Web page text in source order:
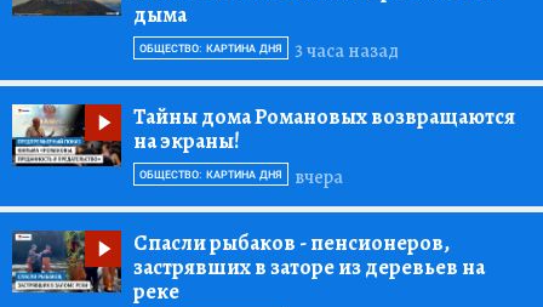
дыма
3 часа назад
ОБЩЕСТВО: КАРТИНА ДНЯ
Тайны дома Романовых возвращаются
на экраны!
вчера
ОБЩЕСТВО: КАРТИНА ДНЯ
Спасли рыбаков - пенсионеров,
застрявших в заторе из деревьев на
реке